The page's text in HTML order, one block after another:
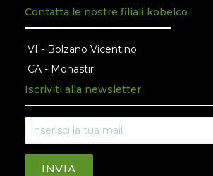
Contatta le nostre filiali kobelco
VI - Bolzano Vicentino
CA - Monastir
Iscriviti alla newsletter
INVIA